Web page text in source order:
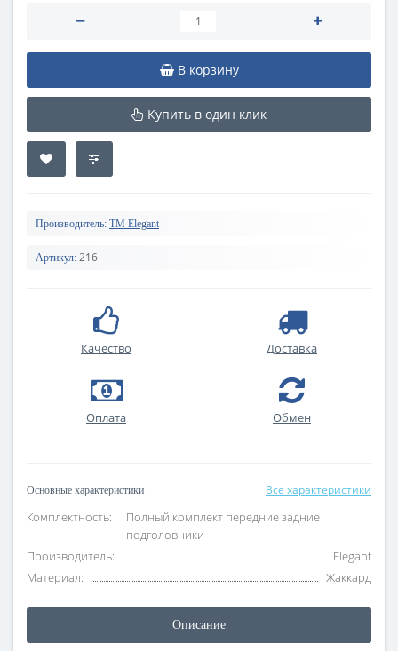
В корзину
Купить в один клик
Производитель: TM Elegant
Артикул: 216
Качество Доставка
Оплата Обмен
Основные характеристики Все характеристики
Комплектность:
Полный комплект передние задние
подголовники
Производитель:
Elegant
Материал:
Жаккард
Описание